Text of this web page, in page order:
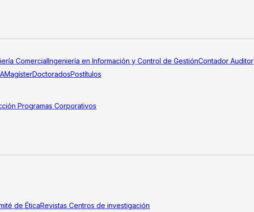
ComercialIngeniería en Información y Control de GestiónContador Auditor
MagísterDoctoradosPostítulos
Programas Corporativos
de ÉticaRevistas Centros de investigación